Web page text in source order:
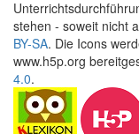
stehen - soweit nicht
BY-SA. Die Icons
www.h5p.org
4.0.